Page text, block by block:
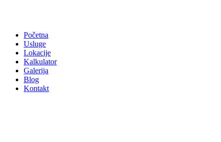
Početna
Usluge
Lokacije
Kalkulator
Galerija
Blog
Kontakt